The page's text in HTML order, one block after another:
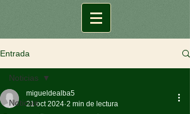
Entrada
Noticias
Noticias
migueldealba5
21 oct 2024 2 min de lectura